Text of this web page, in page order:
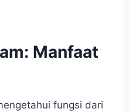
Manfaat
fungsi dari